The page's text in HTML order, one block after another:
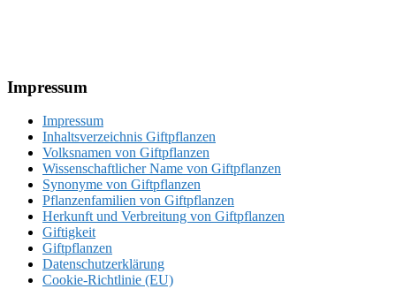
Footer
Impressum
Impressum
Inhaltsverzeichnis Giftpflanzen
Volksnamen von Giftpflanzen
Wissenschaftlicher Name von Giftpflanzen
Synonyme von Giftpflanzen
Pflanzenfamilien von Giftpflanzen
Herkunft und Verbreitung von Giftpflanzen
Giftigkeit
Giftpflanzen
Datenschutzerklärung
Cookie-Richtlinie (EU)